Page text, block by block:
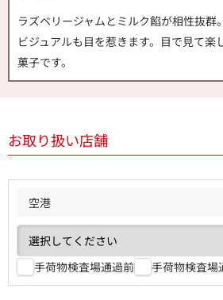
ラズベリージャムとミルク餡が相性抜群
ビジュアルも目を惹きます。目で見て楽
菓子です。
お取り扱い店舗
空港
手荷物検査場通過前 手荷物検査場